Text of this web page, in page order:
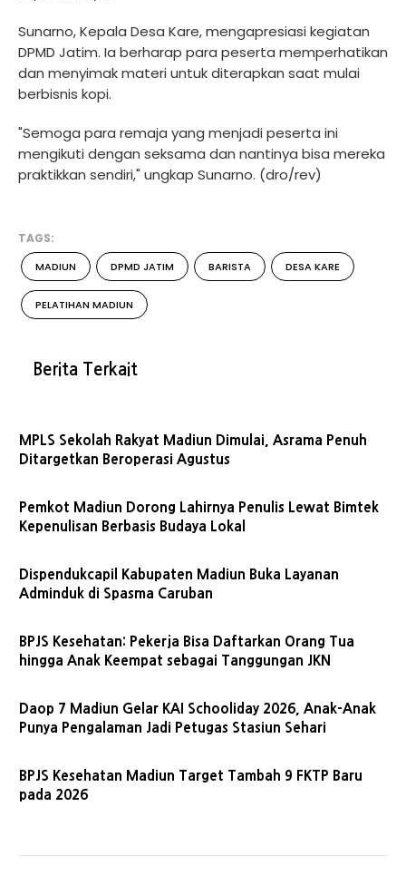
Sunarno, Kepala Desa Kare, mengapresiasi kegiatan
DPMD Jatim. Ia berharap para peserta memperhatikan
dan menyimak materi untuk diterapkan saat mulai
berbisnis kopi.
"Semoga para remaja yang menjadi peserta ini
mengikuti dengan seksama dan nantinya bisa mereka
praktikkan sendiri," ungkap Sunarno. (dro/rev)
TAGS:
MADIUN DPMD JATIM BARISTA DESA KARE
PELATIHAN MADIUN
Berita Terkait
MPLS Sekolah Rakyat Madiun Dimulai, Asrama Penuh
Ditargetkan Beroperasi Agustus
Pemkot Madiun Dorong Lahirnya Penulis Lewat Bimtek
Kepenulisan Berbasis Budaya Lokal
Dispendukcapil Kabupaten Madiun Buka Layanan
Adminduk di Spasma Caruban
BPJS Kesehatan: Pekerja Bisa Daftarkan Orang Tua
hingga Anak Keempat sebagai Tanggungan JKN
Daop 7 Madiun Gelar KAI Schooliday 2026, Anak-Anak
Punya Pengalaman Jadi Petugas Stasiun Sehari
BPJS Kesehatan Madiun Target Tambah 9 FKTP Baru
pada 2026